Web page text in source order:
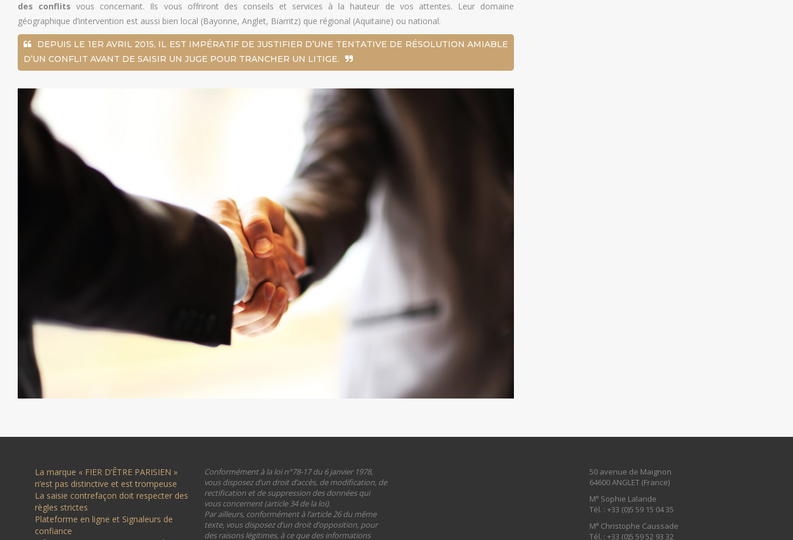
des conflits vous concernant. Ils vous offriront des conseils et services à la hauteur de vos attentes. Leur domaine
géographique d’intervention est aussi bien local (Bayonne, Anglet, Biarritz) que régional (Aquitaine) ou national.
DEPUIS LE 1ER AVRIL 2015, IL EST IMPÉRATIF DE JUSTIFIER D’UNE TENTATIVE DE RÉSOLUTION AMIABLE
D’UN CONFLIT AVANT DE SAISIR UN JUGE POUR TRANCHER UN LITIGE.
La marque « FIER D’ÊTRE PARISIEN »
n’est pas distinctive et est trompeuse
La saisie contrefaçon doit respecter des
règles strictes
Plateforme en ligne et Signaleurs de
confiance
Conformément à la loi n°78-17 du 6 janvier 1978,
vous disposez d’un droit d’accès, de modification, de
rectification et de suppression des données qui
vous concernent (article 34 de la loi).
Par ailleurs, conformément à l’article 26 du même
texte, vous disposez d’un droit d’opposition, pour
des raisons légitimes, à ce que des informations
50 avenue de Maignon
64600 ANGLET (France)
MeSophie Lalande
Tél. : +33 (0)5 59 15 04 35
MeChristophe Caussade
Tél. : +33 (0)5 59 52 93 32